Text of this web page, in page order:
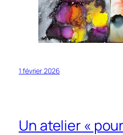
1 février 2026
Un atelier «